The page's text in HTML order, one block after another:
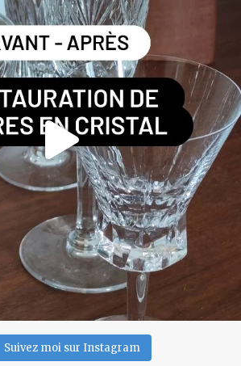
Suivez moi sur Instagram